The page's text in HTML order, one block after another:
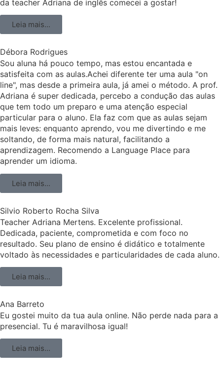
da teacher Adriana de inglês comecei a gostar!
Leia mais...
Débora Rodrigues
Sou aluna há pouco tempo, mas estou encantada e
satisfeita com as aulas.Achei diferente ter uma aula "on
line", mas desde a primeira aula, já amei o método. A prof.
Adriana é super dedicada, percebo a condução das aulas
que tem todo um preparo e uma atenção especial
particular para o aluno. Ela faz com que as aulas sejam
mais leves: enquanto aprendo, vou me divertindo e me
soltando, de forma mais natural, facilitando a
aprendizagem. Recomendo a Language Place para
aprender um idioma.
Leia mais...
Silvio Roberto Rocha Silva
Teacher Adriana Mertens. Excelente profissional.
Dedicada, paciente, comprometida e com foco no
resultado. Seu plano de ensino é didático e totalmente
voltado às necessidades e particularidades de cada aluno.
Leia mais...
Ana Barreto
Eu gostei muito da tua aula online. Não perde nada para a
presencial. Tu é maravilhosa igual!
Leia mais...